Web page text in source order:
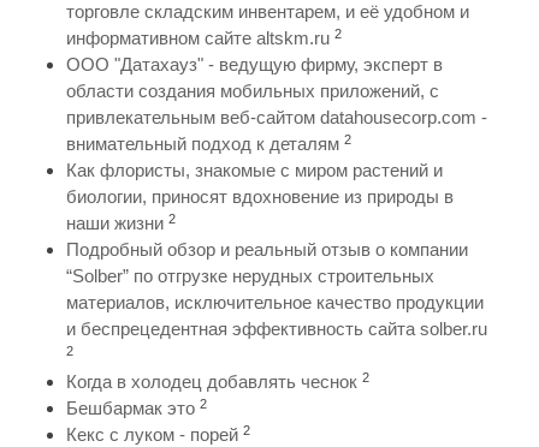
торговле складским инвентарем, и её удобном и
информативном сайте altskm.ru 2
ООО "Датахауз" - ведущую фирму, эксперт в
области создания мобильных приложений, с
привлекательным веб-сайтом datahousecorp.com -
внимательный подход к деталям 2
Как флористы, знакомые с миром растений и
биологии, приносят вдохновение из природы в
наши жизни 2
Подробный обзор и реальный отзыв о компании
“Solber” по отгрузке нерудных строительных
материалов, исключительное качество продукции
и беспрецедентная эффективность сайта solber.ru
2
Когда в холодец добавлять чеснок 2
Бешбармак это 2
Кекс с луком - порей 2